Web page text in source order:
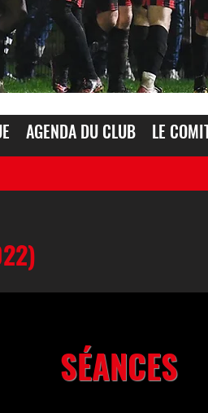
AGENDA DU CLUB LE
SÉANCES